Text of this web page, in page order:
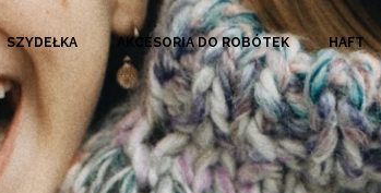
SZYDEŁKA AKCESORIA DO ROBÓTEK HAFT